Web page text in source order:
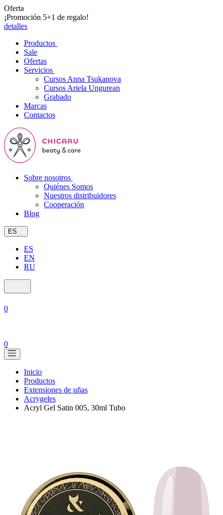
Oferta
¡Promoción 5+1 de regalo!
detalles
Productos
Sale
Ofertas
Servicios
Cursos Anna Tsukanova
Cursos Ariela Ungurean
Grabado
Marcas
Contactos
Sobre nosotros
Quiénes Somos
Nuestros distribuidores
Cooperación
Blog
ES
ES
EN
RU
0
0
Inicio
Productos
Extensiones de uñas
Acrygeles
Acryl Gel Satin 005, 30ml Tubo